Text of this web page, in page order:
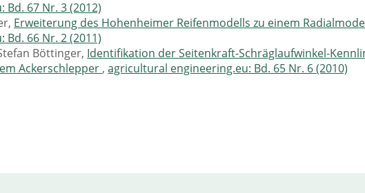
67 Nr. 3 (2012)
Erweiterung des Hohenheimer Reifenmodells zu einem
66 Nr. 2 (2011)
Böttinger, Identifikation der Seitenkraft-Schräglaufwinkel-
Ackerschlepper ,agricultural engineering.eu: Bd. 65 Nr. 6 (2010)